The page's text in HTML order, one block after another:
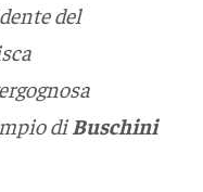
del
diBuschini